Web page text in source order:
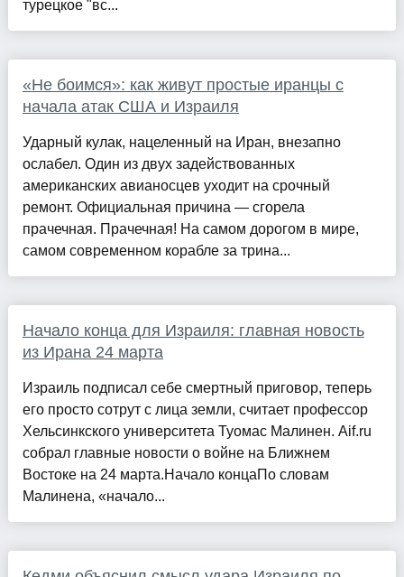
турецкое "вс...
«Не боимся»: как живут простые иранцы с
начала атак США и Израиля
Ударный кулак, нацеленный на Иран, внезапно
ослабел. Один из двух задействованных
американских авианосцев уходит на срочный
ремонт. Официальная причина — сгорела
прачечная. Прачечная! На самом дорогом в мире,
самом современном корабле за трина...
Начало конца для Израиля: главная новость
из Ирана 24 марта
Израиль подписал себе смертный приговор, теперь
его просто сотрут с лица земли, считает профессор
Хельсинкского университета Туомас Малинен. Aif.ru
собрал главные новости о войне на Ближнем
Востоке на 24 марта.Начало концаПо словам
Малинена, «начало...